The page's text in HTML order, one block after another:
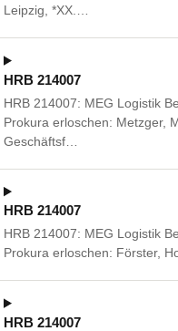
Leipzig, *XX.…
HRB 214007
HRB 214007: MEG Logistik
Prokura erloschen: Metzger,
Geschäftsf…
HRB 214007
HRB 214007: MEG Logistik
Prokura erloschen: Förster,
HRB 214007